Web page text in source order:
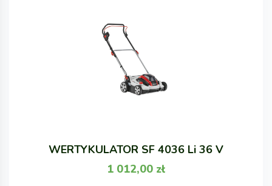
WERTYKULATOR SF 4036 Li 36 V
1 012,00 zł